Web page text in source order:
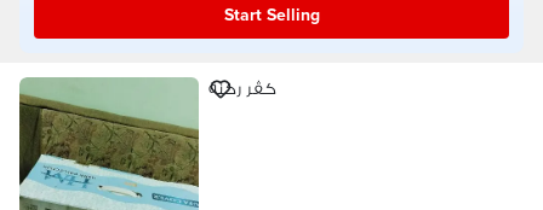
Start Selling
كڤر ركنة